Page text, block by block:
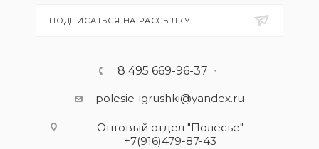
ПОДПИСАТЬСЯ НА РАССЫЛКУ
8 495 669-96-37
polesie-igrushki@yandex.ru
Оптовый отдел "Полесье"
+7(916)479-87-43